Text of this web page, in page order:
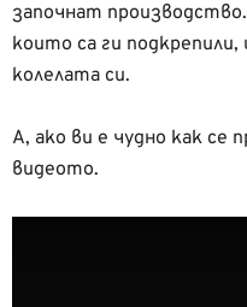
започнат
които са ги
колелата си.
А, ако ви е чудно как се
видеото.